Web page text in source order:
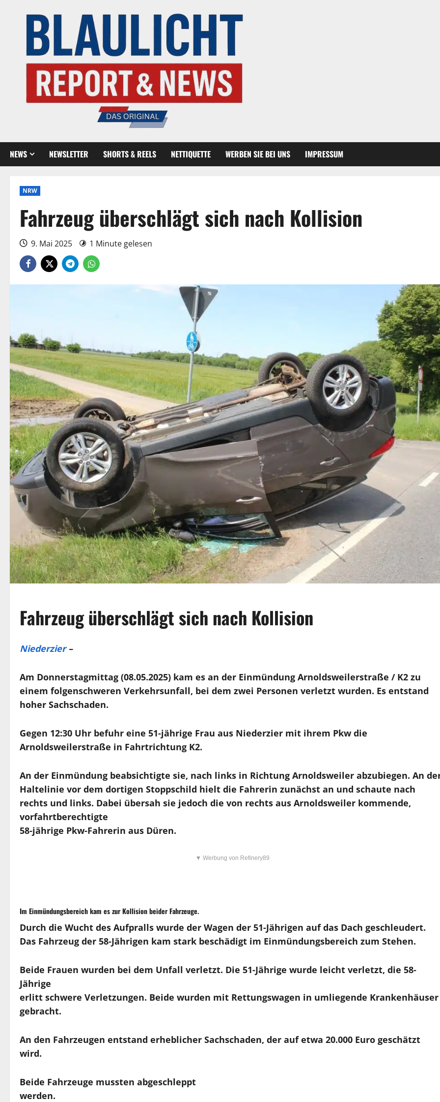
NEWS NEWSLETTER SHORTS & REELS NETTIQUETTE WERBEN SIE BEI UNS IMPRESSUM
NRW
Fahrzeug überschlägt sich nach Kollision
9. Mai 2025 1 Minute gelesen
Fahrzeug überschlägt sich nach Kollision
Niederzier–
Am Donnerstagmittag (08.05.2025) kam es an der Einmündung Arnoldsweilerstraße / K2 zu
einem folgenschweren Verkehrsunfall, bei dem zwei Personen verletzt wurden. Es entstand
hoher Sachschaden.
Gegen 12:30 Uhr befuhr eine 51-jährige Frau aus Niederzier mit ihrem Pkw die
Arnoldsweilerstraße in Fahrtrichtung K2.
An der Einmündung beabsichtigte sie, nach links in Richtung Arnoldsweiler abzubiegen. An
Haltelinie vor dem dortigen Stoppschild hielt die Fahrerin zunächst an und schaute nach
rechts und links. Dabei übersah sie jedoch die von rechts aus Arnoldsweiler kommende,
vorfahrtberechtigte
58-jährige Pkw-Fahrerin aus Düren.
▼ Werbung von Refinery89
Im Einmündungsbereich kam es zur Kollision beider Fahrzeuge.
Durch die Wucht des Aufpralls wurde der Wagen der 51-Jährigen auf das Dach geschleudert.
Das Fahrzeug der 58-Jährigen kam stark beschädigt im Einmündungsbereich zum Stehen.
Beide Frauen wurden bei dem Unfall verletzt. Die 51-Jährige wurde leicht verletzt, die 58-
Jährige
erlitt schwere Verletzungen. Beide wurden mit Rettungswagen in umliegende Krankenhäuser
gebracht.
An den Fahrzeugen entstand erheblicher Sachschaden, der auf etwa 20.000 Euro geschätzt
wird.
Beide Fahrzeuge mussten abgeschleppt
werden.